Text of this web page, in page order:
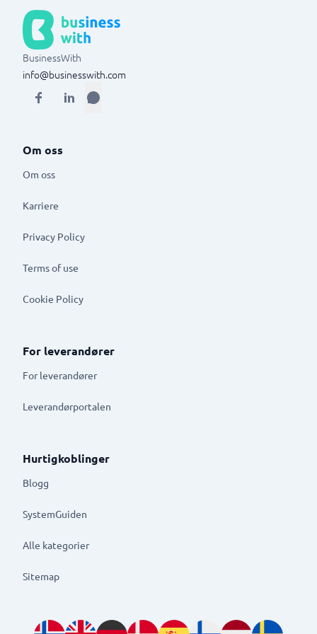
BusinessWith
info@businesswith.com
Om oss
Om oss
Karriere
Privacy Policy
Terms of use
Cookie Policy
For leverandører
For leverandører
Leverandørportalen
Hurtigkoblinger
Blogg
SystemGuiden
Alle kategorier
Sitemap